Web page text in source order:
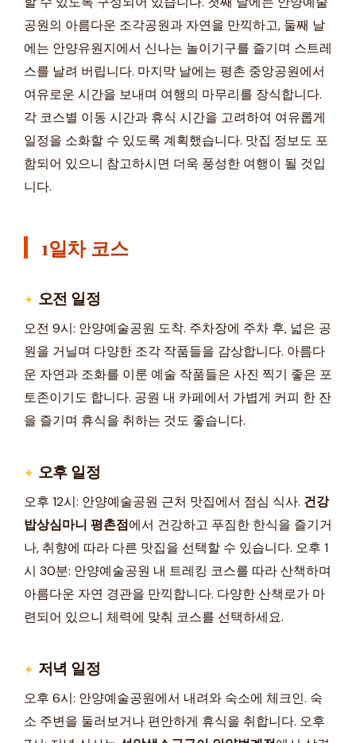
공원의 아름다운 조각공원과 자연을 만끽하고, 둘째 날
에는 안양유원지에서 신나는 놀이기구를 즐기며 스트레
스를 날려 버립니다. 마지막 날에는 평촌 중앙공원에서
여유로운 시간을 보내며 여행의 마무리를 장식합니다.
각 코스별 이동 시간과 휴식 시간을 고려하여 여유롭게
일정을 소화할 수 있도록 계획했습니다. 맛집 정보도 포
함되어 있으니 참고하시면 더욱 풍성한 여행이 될 것입
니다.
1일차 코스
오전 일정
오전 9시: 안양예술공원 도착. 주차장에 주차 후, 넓은 공
원을 거닐며 다양한 조각 작품들을 감상합니다. 아름다
운 자연과 조화를 이룬 예술 작품들은 사진 찍기 좋은 포
토존이기도 합니다. 공원 내 카페에서 가볍게 커피 한 잔
을 즐기며 휴식을 취하는 것도 좋습니다.
오후 일정
오후 12시: 안양예술공원 근처 맛집에서 점심 식사. 건강
밥상심마니 평촌점에서 건강하고 푸짐한 한식을 즐기거
나, 취향에 따라 다른 맛집을 선택할 수 있습니다. 오후 1
시 30분: 안양예술공원 내 트레킹 코스를 따라 산책하며
아름다운 자연 경관을 만끽합니다. 다양한 산책로가 마
련되어 있으니 체력에 맞춰 코스를 선택하세요.
저녁 일정
오후 6시: 안양예술공원에서 내려와 숙소에 체크인. 숙
소 주변을 둘러보거나 편안하게 휴식을 취합니다. 오후